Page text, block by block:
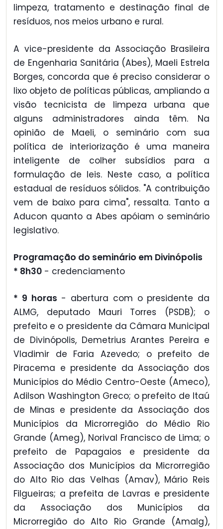
limpeza, tratamento e destinação final de
resíduos, nos meios urbano e rural.
A vice-presidente da Associação Brasileira
de Engenharia Sanitária (Abes), Maeli Estrela
Borges, concorda que é preciso considerar o
lixo objeto de políticas públicas, ampliando a
visão tecnicista de limpeza urbana que
alguns administradores ainda têm. Na
opinião de Maeli, o seminário com sua
política de interiorização é uma maneira
inteligente de colher subsídios para a
formulação de leis. Neste caso, a política
estadual de resíduos sólidos. "A contribuição
vem de baixo para cima", ressalta. Tanto a
Aducon quanto a Abes apóiam o seminário
legislativo.
Programação do seminário em Divinópolis
* 8h30 - credenciamento
* 9 horas - abertura com o presidente da
ALMG, deputado Mauri Torres (PSDB); o
prefeito e o presidente da Câmara Municipal
de Divinópolis, Demetrius Arantes Pereira e
Vladimir de Faria Azevedo; o prefeito de
Piracema e presidente da Associação dos
Municípios do Médio Centro-Oeste (Ameco),
Adilson Washington Greco; o prefeito de Itaú
de Minas e presidente da Associação dos
Municípios da Microrregião do Médio Rio
Grande (Ameg), Norival Francisco de Lima; o
prefeito de Papagaios e presidente da
Associação dos Municípios da Microrregião
do Alto Rio das Velhas (Amav), Mário Reis
Filgueiras; a prefeita de Lavras e presidente
da Associação dos Municípios da
Microrregião do Alto Rio Grande (Amalg),